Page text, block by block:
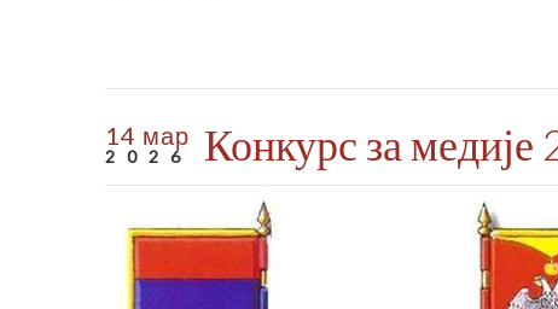
14 мар
2026 Конкурс за медије